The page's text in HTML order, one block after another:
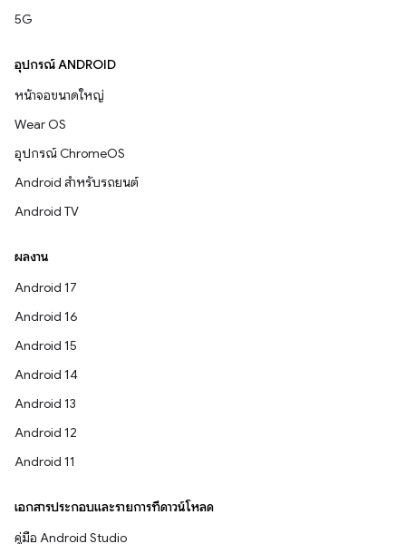
5G
อุปกรณ์ ANDROID
หน้าจอขนาดใหญ่
Wear OS
อุปกรณ์ ChromeOS
Android สำหรับรถยนต์
Android TV
ผลงาน
Android 17
Android 16
Android 15
Android 14
Android 13
Android 12
Android 11
เอกสารประกอบและรายการที่ดาวน์โหลด
คู่มือ Android Studio